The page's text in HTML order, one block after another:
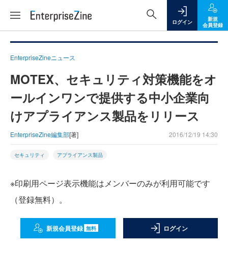
ログイン
新規
会員登録
EnterpriseZineニュース
MOTEX、セキュリティ対策機能をオ
ールインワンで提供する中小企業向
けアプライアンス製品をリリース
EnterpriseZine編集部[著] 2016/12/19 14:30
セキュリティ アプライアンス製品
※印刷用ページ表示機能はメンバーのみが利用可能です
（登録無料）。
新規会員登録 無料 ログイン